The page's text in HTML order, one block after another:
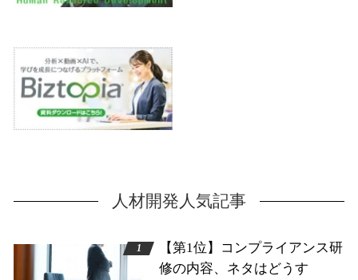
人材開発人気記事
【第1位】コンプライアンス研
修の内容、ネタはどうす